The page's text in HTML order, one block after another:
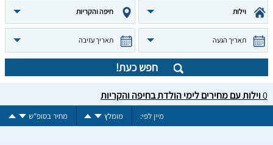
וילות חיפה והקריות
תאריך הגעה תאריך עזיבה
חפש כעת!
0וילות עם מחירים לימי הולדת בחיפה והקריות
מיין לפי: מומלץ מחיר בסופ"ש